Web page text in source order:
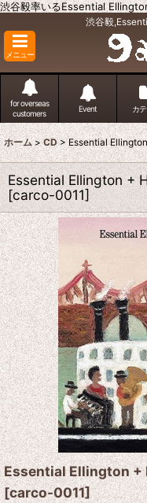
渋谷毅率いるEssential
渋谷毅
メニュー
for overseas
customers
Event カ
ホーム > CD > Essential
Essential Ellington +
[carco-0011]
Essential Ellington +
[carco-0011]